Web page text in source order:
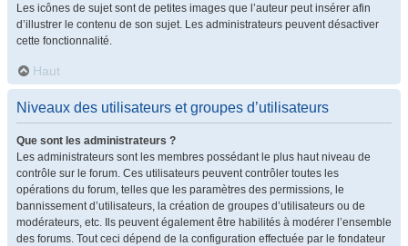
Les icônes de sujet sont de petites images que l’auteur peut insérer afin
d’illustrer le contenu de son sujet. Les administrateurs peuvent désactiver
cette fonctionnalité.
Haut
Niveaux des utilisateurs et groupes d’utilisateurs
Que sont les administrateurs ?
Les administrateurs sont les membres possédant le plus haut niveau de
contrôle sur le forum. Ces utilisateurs peuvent contrôler toutes les
opérations du forum, telles que les paramètres des permissions, le
bannissement d’utilisateurs, la création de groupes d’utilisateurs ou de
modérateurs, etc. Ils peuvent également être habilités à modérer l’ensemble
des forums. Tout ceci dépend de la configuration effectuée par le fondateur